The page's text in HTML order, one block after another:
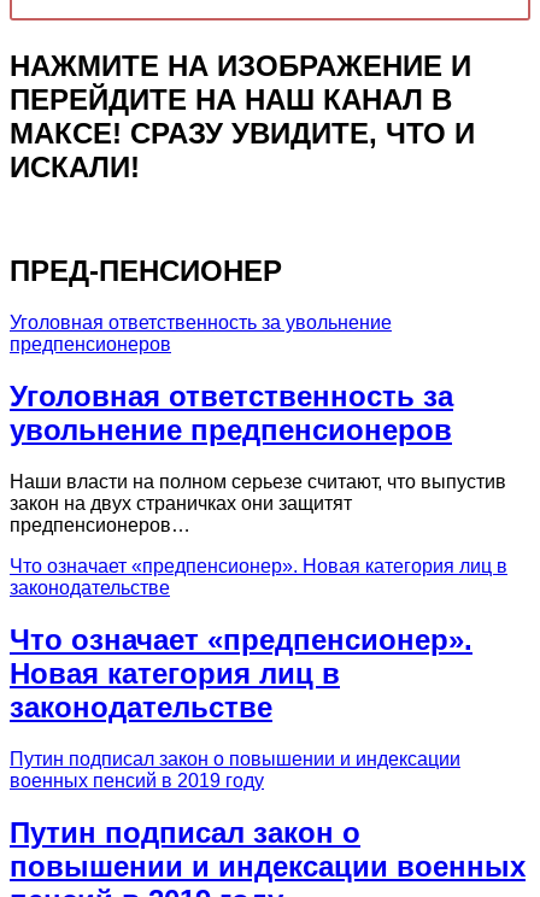
НАЖМИТЕ НА ИЗОБРАЖЕНИЕ И
ПЕРЕЙДИТЕ НА НАШ КАНАЛ В
МАКСЕ! СРАЗУ УВИДИТЕ, ЧТО И
ИСКАЛИ!
ПРЕД-ПЕНСИОНЕР
Уголовная ответственность за увольнение
предпенсионеров
Уголовная ответственность за
увольнение предпенсионеров
Наши власти на полном серьезе считают, что выпустив
закон на двух страничках они защитят
предпенсионеров…
Что означает «предпенсионер». Новая категория лиц в
законодательстве
Что означает «предпенсионер».
Новая категория лиц в
законодательстве
Путин подписал закон о повышении и индексации
военных пенсий в 2019 году
Путин подписал закон о
повышении и индексации военных